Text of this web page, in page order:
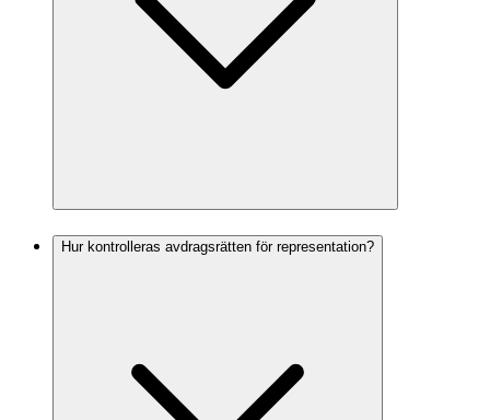
Hur kontrolleras avdragsrätten för representation?